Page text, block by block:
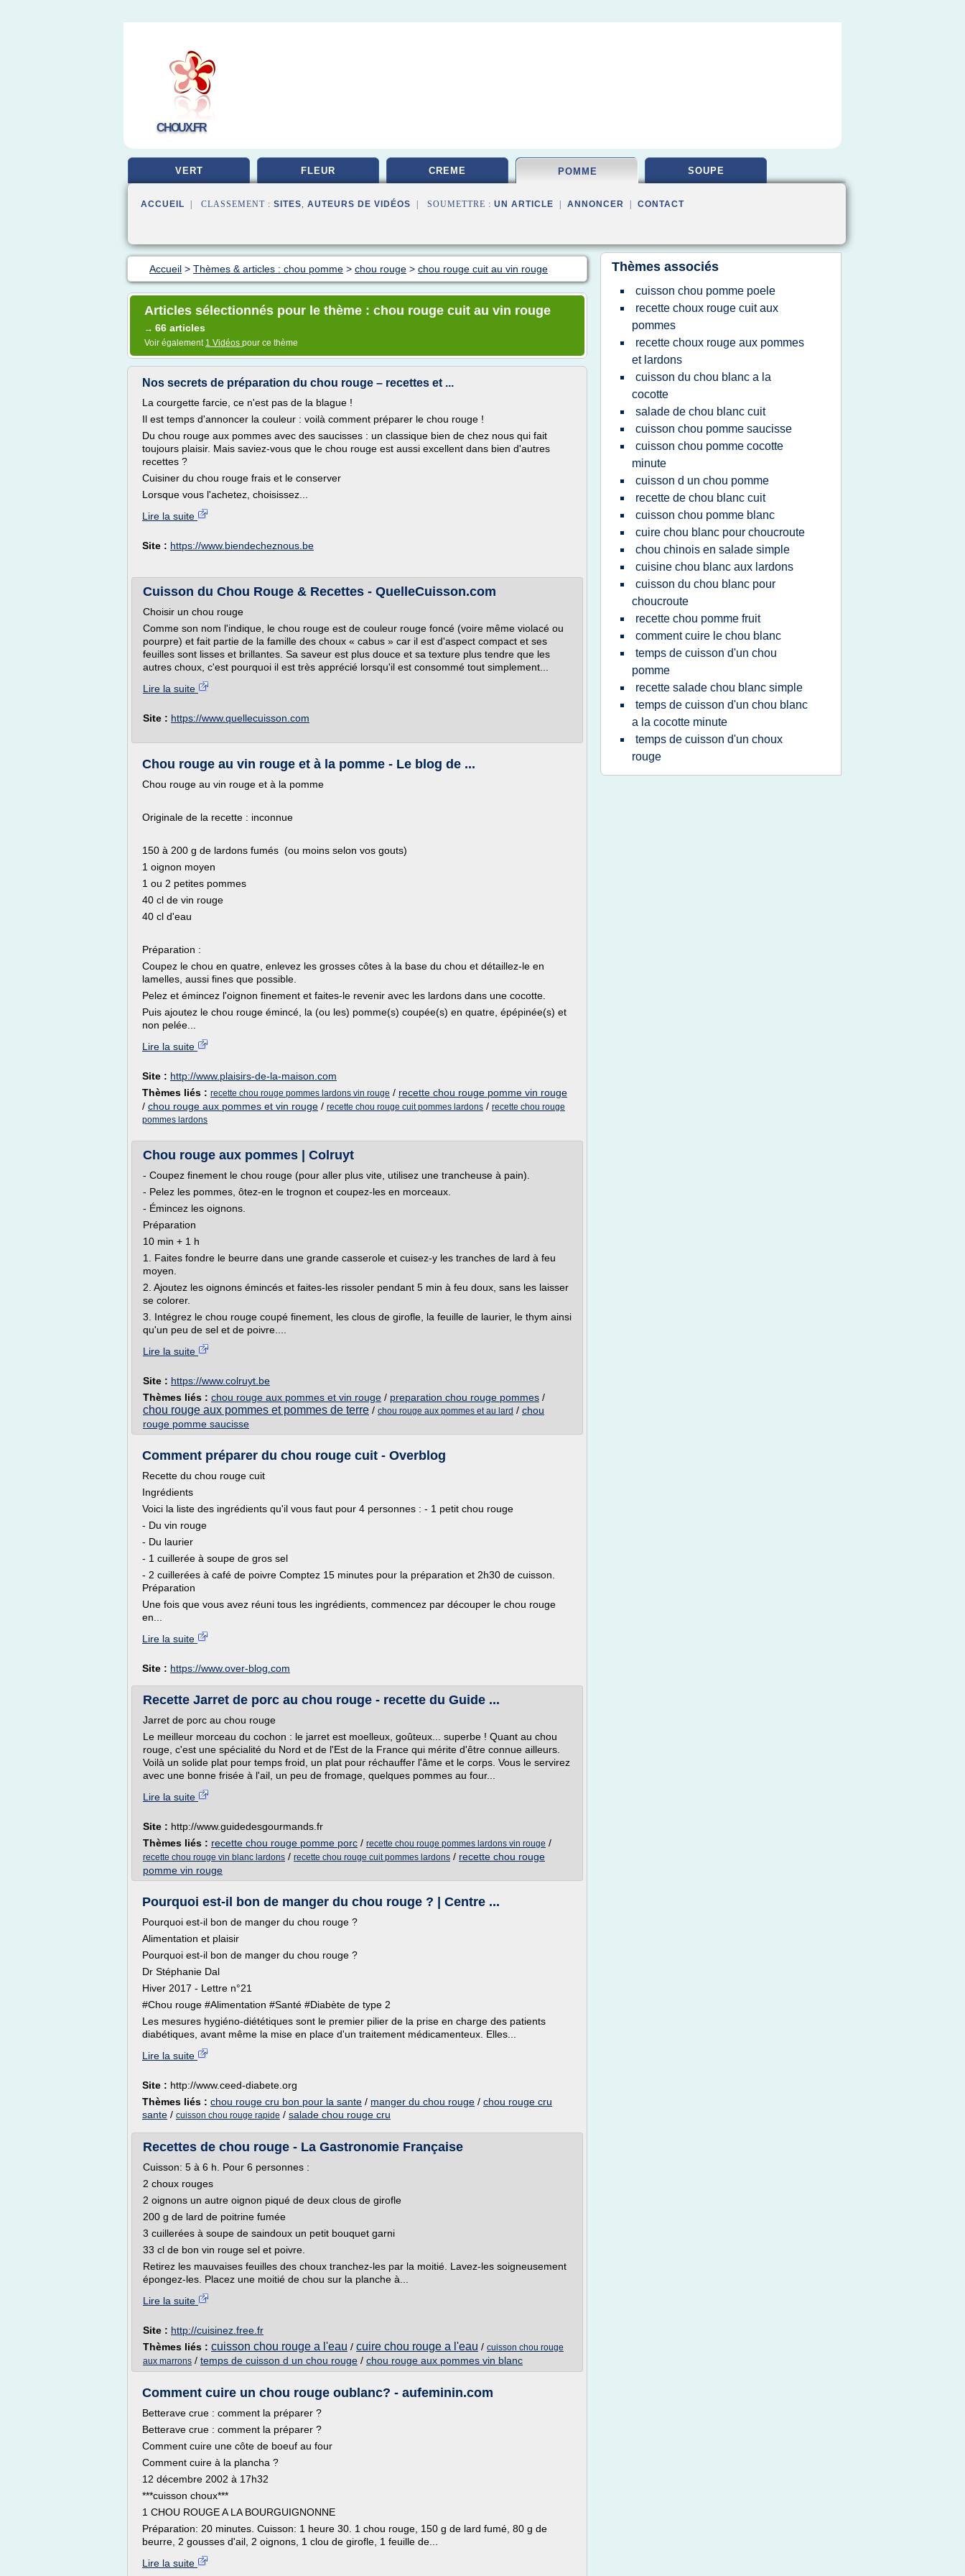
CHOUX.FR
VERT FLEUR CREME POMME SOUPE
ACCUEIL | CLASSEMENT : SITES, AUTEURS DE VIDÉOS | SOUMETTRE : UN ARTICLE ANNONCER CONTACT
Accueil > Thèmes & articles : chou pomme > chou rouge > chou rouge cuit au vin rouge
Articles sélectionnés pour le thème : chou rouge cuit au vin rouge
→ 66 articles
Voir également 1 Vidéos pour ce thème
Nos secrets de préparation du chou rouge – recettes et ...
La courgette farcie, ce n'est pas de la blague !
Il est temps d'annoncer la couleur : voilà comment préparer le chou rouge !
Du chou rouge aux pommes avec des saucisses : un classique bien de chez nous qui fait
toujours plaisir. Mais saviez-vous que le chou rouge est aussi excellent dans bien d'autres
recettes ?
Cuisiner du chou rouge frais et le conserver
Lorsque vous l'achetez, choisissez...
Lire la suite
Site : https://www.biendecheznous.be
Cuisson du Chou Rouge & Recettes - QuelleCuisson.com
Choisir un chou rouge
Comme son nom l'indique, le chou rouge est de couleur rouge foncé (voire même violacé ou
pourpre) et fait partie de la famille des choux « cabus » car il est d'aspect compact et ses
feuilles sont lisses et brillantes. Sa saveur est plus douce et sa texture plus tendre que les
autres choux, c'est pourquoi il est très apprécié lorsqu'il est consommé tout simplement...
Lire la suite
Site : https://www.quellecuisson.com
Chou rouge au vin rouge et à la pomme - Le blog de ...
Chou rouge au vin rouge et à la pomme
Originale de la recette : inconnue
150 à 200 g de lardons fumés (ou moins selon vos gouts)
1 oignon moyen
1 ou 2 petites pommes
40 cl de vin rouge
40 cl d'eau
Préparation :
Coupez le chou en quatre, enlevez les grosses côtes à la base du chou et détaillez-le en
lamelles, aussi fines que possible.
Pelez et émincez l'oignon finement et faites-le revenir avec les lardons dans une cocotte.
Puis ajoutez le chou rouge émincé, la (ou les) pomme(s) coupée(s) en quatre, épépinée(s) et
non pelée...
Lire la suite
Site : http://www.plaisirs-de-la-maison.com
Thèmes liés : recette chou rouge pommes lardons vin rouge / recette chou rouge pomme vin rouge
/ chou rouge aux pommes et vin rouge / recette chou rouge cuit pommes lardons / recette chou rouge
pommes lardons
Chou rouge aux pommes | Colruyt
- Coupez finement le chou rouge (pour aller plus vite, utilisez une trancheuse à pain).
- Pelez les pommes, ôtez-en le trognon et coupez-les en morceaux.
- Émincez les oignons.
Préparation
10 min + 1 h
1. Faites fondre le beurre dans une grande casserole et cuisez-y les tranches de lard à feu
moyen.
2. Ajoutez les oignons émincés et faites-les rissoler pendant 5 min à feu doux, sans les laisser
se colorer.
3. Intégrez le chou rouge coupé finement, les clous de girofle, la feuille de laurier, le thym ainsi
qu'un peu de sel et de poivre....
Lire la suite
Site : https://www.colruyt.be
Thèmes liés : chou rouge aux pommes et vin rouge / preparation chou rouge pommes /
chou rouge aux pommes et pommes de terre / chou rouge aux pommes et au lard / chou
rouge pomme saucisse
Comment préparer du chou rouge cuit - Overblog
Recette du chou rouge cuit
Ingrédients
Voici la liste des ingrédients qu'il vous faut pour 4 personnes : - 1 petit chou rouge
- Du vin rouge
- Du laurier
- 1 cuillerée à soupe de gros sel
- 2 cuillerées à café de poivre Comptez 15 minutes pour la préparation et 2h30 de cuisson.
Préparation
Une fois que vous avez réuni tous les ingrédients, commencez par découper le chou rouge
en...
Lire la suite
Site : https://www.over-blog.com
Recette Jarret de porc au chou rouge - recette du Guide ...
Jarret de porc au chou rouge
Le meilleur morceau du cochon : le jarret est moelleux, goûteux... superbe ! Quant au chou
rouge, c'est une spécialité du Nord et de l'Est de la France qui mérite d'être connue ailleurs.
Voilà un solide plat pour temps froid, un plat pour réchauffer l'âme et le corps. Vous le servirez
avec une bonne frisée à l'ail, un peu de fromage, quelques pommes au four...
Lire la suite
Site : http://www.guidedesgourmands.fr
Thèmes liés : recette chou rouge pomme porc / recette chou rouge pommes lardons vin rouge /
recette chou rouge vin blanc lardons / recette chou rouge cuit pommes lardons / recette chou rouge
pomme vin rouge
Pourquoi est-il bon de manger du chou rouge ? | Centre ...
Pourquoi est-il bon de manger du chou rouge ?
Alimentation et plaisir
Pourquoi est-il bon de manger du chou rouge ?
Dr Stéphanie Dal
Hiver 2017 - Lettre n°21
#Chou rouge #Alimentation #Santé #Diabète de type 2
Les mesures hygiéno-diététiques sont le premier pilier de la prise en charge des patients
diabétiques, avant même la mise en place d'un traitement médicamenteux. Elles...
Lire la suite
Site : http://www.ceed-diabete.org
Thèmes liés : chou rouge cru bon pour la sante / manger du chou rouge / chou rouge cru
sante / cuisson chou rouge rapide / salade chou rouge cru
Recettes de chou rouge - La Gastronomie Française
Cuisson: 5 à 6 h. Pour 6 personnes :
2 choux rouges
2 oignons un autre oignon piqué de deux clous de girofle
200 g de lard de poitrine fumée
3 cuillerées à soupe de saindoux un petit bouquet garni
33 cl de bon vin rouge sel et poivre.
Retirez les mauvaises feuilles des choux tranchez-les par la moitié. Lavez-les soigneusement
épongez-les. Placez une moitié de chou sur la planche à...
Lire la suite
Site : http://cuisinez.free.fr
Thèmes liés : cuisson chou rouge a l'eau / cuire chou rouge a l'eau / cuisson chou rouge
aux marrons / temps de cuisson d un chou rouge / chou rouge aux pommes vin blanc
Comment cuire un chou rouge oublanc? - aufeminin.com
Betterave crue : comment la préparer ?
Betterave crue : comment la préparer ?
Comment cuire une côte de boeuf au four
Comment cuire à la plancha ?
12 décembre 2002 à 17h32
***cuisson choux***
1 CHOU ROUGE A LA BOURGUIGNONNE
Préparation: 20 minutes. Cuisson: 1 heure 30. 1 chou rouge, 150 g de lard fumé, 80 g de
beurre, 2 gousses d'ail, 2 oignons, 1 clou de girofle, 1 feuille de...
Lire la suite
Thèmes associés
cuisson chou pomme poele
recette choux rouge cuit aux
pommes
recette choux rouge aux pommes
et lardons
cuisson du chou blanc a la
cocotte
salade de chou blanc cuit
cuisson chou pomme saucisse
cuisson chou pomme cocotte
minute
cuisson d un chou pomme
recette de chou blanc cuit
cuisson chou pomme blanc
cuire chou blanc pour choucroute
chou chinois en salade simple
cuisine chou blanc aux lardons
cuisson du chou blanc pour
choucroute
recette chou pomme fruit
comment cuire le chou blanc
temps de cuisson d'un chou
pomme
recette salade chou blanc simple
temps de cuisson d'un chou blanc
a la cocotte minute
temps de cuisson d'un choux
rouge